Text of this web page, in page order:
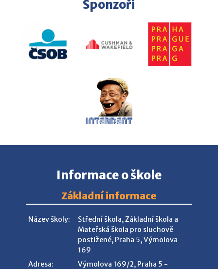
Sponzoři
Informace o škole
Základní informace
Název školy:
Střední škola, Základní škola a
Mateřská škola pro sluchově
postižené, Praha 5, Výmolova
169
Adresa:
Výmolova 169/2, Praha 5 -